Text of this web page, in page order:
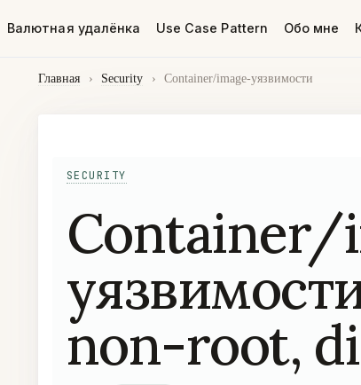
Валютная удалёнка Use Case Pattern Обо мне
Главная › Security › Container/image-уязвимости
SECURITY
Container/
non-root,